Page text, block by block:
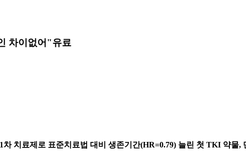
차이없어"유료
치료제로 표준치료법 대비 생존기간(HR=0.79) 늘린 첫 TKI 약물